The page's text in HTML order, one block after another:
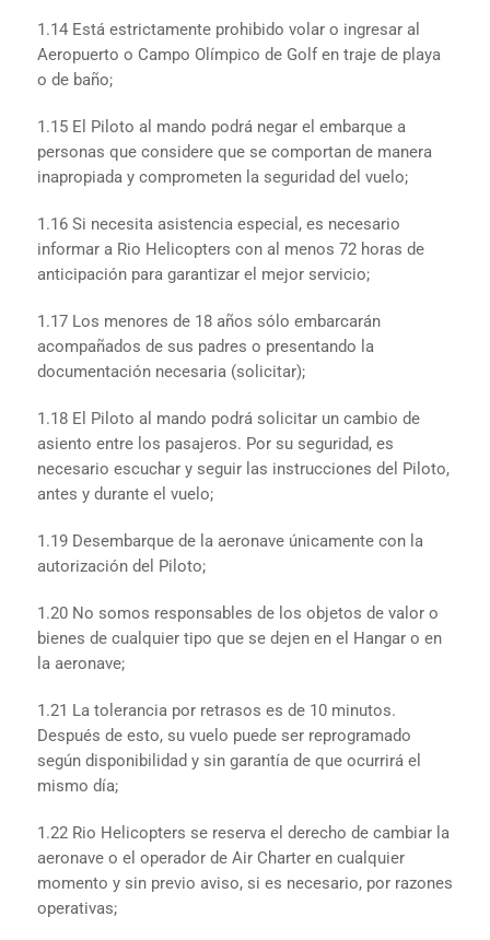
1.14 Está estrictamente prohibido volar o ingresar al
Aeropuerto o Campo Olímpico de Golf en traje de playa
o de baño;
1.15 El Piloto al mando podrá negar el embarque a
personas que considere que se comportan de manera
inapropiada y comprometen la seguridad del vuelo;
1.16 Si necesita asistencia especial, es necesario
informar a Rio Helicopters con al menos 72 horas de
anticipación para garantizar el mejor servicio;
1.17 Los menores de 18 años sólo embarcarán
acompañados de sus padres o presentando la
documentación necesaria (solicitar);
1.18 El Piloto al mando podrá solicitar un cambio de
asiento entre los pasajeros. Por su seguridad, es
necesario escuchar y seguir las instrucciones del Piloto,
antes y durante el vuelo;
1.19 Desembarque de la aeronave únicamente con la
autorización del Piloto;
1.20 No somos responsables de los objetos de valor o
bienes de cualquier tipo que se dejen en el Hangar o en
la aeronave;
1.21 La tolerancia por retrasos es de 10 minutos.
Después de esto, su vuelo puede ser reprogramado
según disponibilidad y sin garantía de que ocurrirá el
mismo día;
1.22 Rio Helicopters se reserva el derecho de cambiar la
aeronave o el operador de Air Charter en cualquier
momento y sin previo aviso, si es necesario, por razones
operativas;